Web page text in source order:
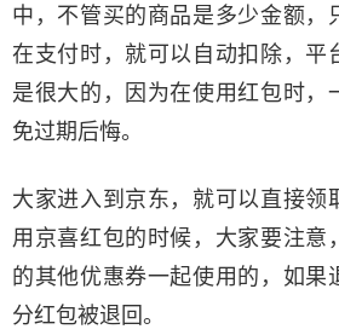
中，不管买的商品是多少金额，
在支付时，就可以自动扣除，平
是很大的，因为在使用红包时，
免过期后悔。
大家进入到京东，就可以直接领
用京喜红包的时候，大家要注意
的其他优惠券一起使用的，如果
分红包被退回。